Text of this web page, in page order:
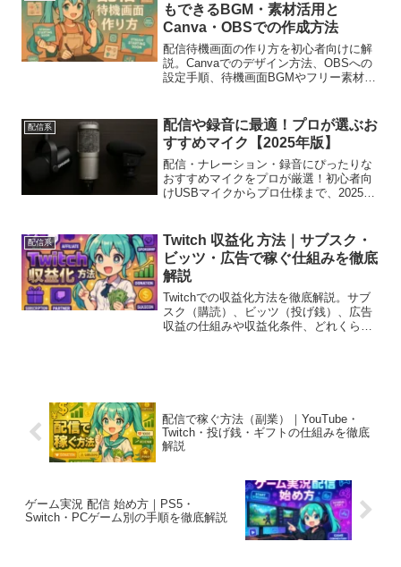
もできるBGM・素材活用と
Canva・OBSでの作成方法
配信待機画面の作り方を初心者向けに解
説。Canvaでのデザイン方法、OBSへの
設定手順、待機画面BGMやフリー素材の
ます。
配信系
配信や録音に最適！プロが選ぶお
すすめマイク【2025年版】
配信・ナレーション・録音にぴったりな
おすすめマイクをプロが厳選！初心者向
けUSBマイクからプロ仕様まで、2025年
配信系
Twitch 収益化 方法｜サブスク・
ビッツ・広告で稼ぐ仕組みを徹底
解説
Twitchでの収益化方法を徹底解説。サブ
スク（購読）、ビッツ（投げ銭）、広告
収益の仕組みや収益化条件、どれくらい
配信で稼ぐ方法（副業）｜YouTube・
Twitch・投げ銭・ギフトの仕組みを徹底
解説
ゲーム実況 配信 始め方｜PS5・
Switch・PCゲーム別の手順を徹底解説